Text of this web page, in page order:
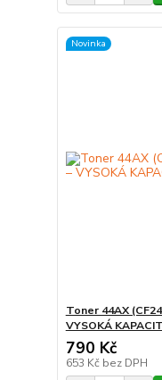
Novinka
Toner 44AX
VYSOKÁ
790 Kč
653 Kč bez DPH